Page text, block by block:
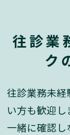
往診業
ク
往診業務未
い方も歓迎
一緒に確認